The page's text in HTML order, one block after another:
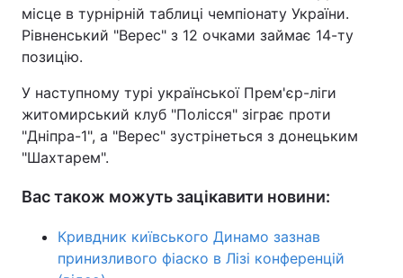
місце в турнірній таблиці чемпіонату України.
Рівненський "Верес" з 12 очками займає 14-ту
позицію.
У наступному турі української Прем'єр-ліги
житомирський клуб "Полісся" зіграє проти
"Дніпра-1", а "Верес" зустрінеться з донецьким
"Шахтарем".
Вас також можуть зацікавити новини:
Кривдник київського Динамо зазнав
принизливого фіаско в Лізі конференцій